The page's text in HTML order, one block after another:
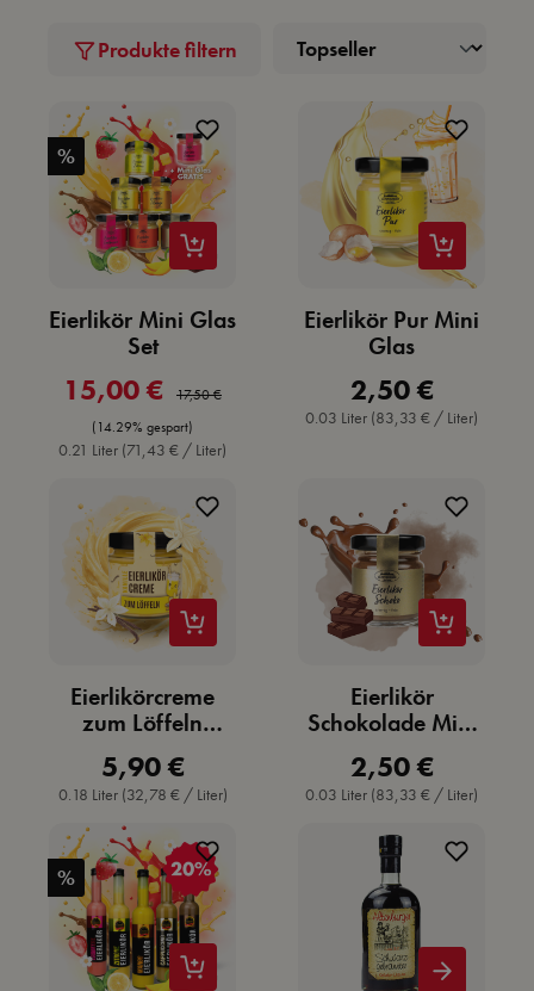
Produkte filtern
%
Eierlikör Mini Glas
Set
0.21 Liter (71,43 € / Liter)
Verkaufspreis:
15,00 € Regulärer Preis:
17,50 €
(14.29% gespart)
Eierlikör Pur Mini
Glas
0.03 Liter (83,33 € / Liter)
Regulärer Preis:
2,50 €
Eierlikörcreme
zum Löffeln
0.18 Liter (32,78 € / Liter)
Regulärer Preis:
5,90 €
Eierlikör
Schokolade Mini
0.03 Liter (83,33 € / Liter)
Regulärer Preis:
2,50 €
%